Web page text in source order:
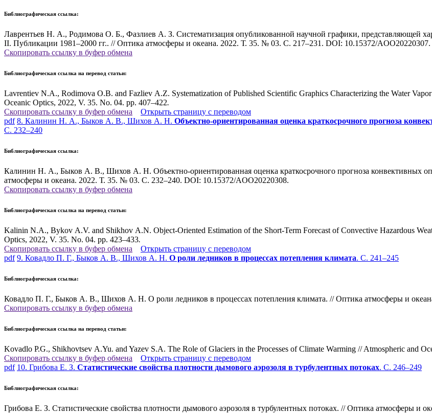
Библиографическая ссылка:
Лаврентьев Н. А., Родимова О. Б., Фазлиев А. З. Систематизация опубликованной научной графики, представляющей
II. Публикации 1981–2000 гг.. // Оптика атмосферы и океана. 2022. Т. 35. № 03. С. 217–231. DOI: 10.15372/AOO20220307.
Скопировать ссылку в буфер обмена
Библиографическая ссылка на перевод статьи:
Lavrentiev N.A., Rodimova O.B. and Fazliev A.Z. Systematization of Published Scientific Graphics Characterizing the Water
Oceanic Optics, 2022, V. 35. No. 04. pp. 407–422.
Скопировать ссылку в буфер обмена
Открыть страницу с переводом
pdf 8. Калинин Н. А., Быков А. В., Шихов А. Н. Объектно-ориентированная оценка краткосрочного прогноза
С. 232–240
Библиографическая ссылка:
Калинин Н. А., Быков А. В., Шихов А. Н. Объектно-ориентированная оценка краткосрочного прогноза конвективных
атмосферы и океана. 2022. Т. 35. № 03. С. 232–240. DOI: 10.15372/AOO20220308.
Скопировать ссылку в буфер обмена
Библиографическая ссылка на перевод статьи:
Kalinin N.A., Bykov A.V. and Shikhov A.N. Object-Oriented Estimation of the Short-Term Forecast of Convective Hazardous
Optics, 2022, V. 35. No. 04. pp. 423–433.
Скопировать ссылку в буфер обмена
Открыть страницу с переводом
pdf 9. Ковадло П. Г., Быков А. В., Шихов А. Н. О роли ледников в процессах потепления климата. С. 241–245
Библиографическая ссылка:
Ковадло П. Г., Быков А. В., Шихов А. Н. О роли ледников в процессах потепления климата. // Оптика атмосферы и
Скопировать ссылку в буфер обмена
Библиографическая ссылка на перевод статьи:
Kovadlo P.G., Shikhovtsev A.Yu. and Yazev S.A. The Role of Glaciers in the Processes of Climate Warming // Atmospheric and
Скопировать ссылку в буфер обмена
Открыть страницу с переводом
pdf 10. Грибова Е. З. Статистические свойства плотности дымового аэрозоля в турбулентных потоках. С. 246–249
Библиографическая ссылка:
Грибова Е. З. Статистические свойства плотности дымового аэрозоля в турбулентных потоках. // Оптика атмосферы